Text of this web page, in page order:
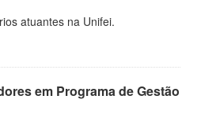
atuantes na Unifei.
em Programa de Gestão